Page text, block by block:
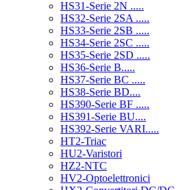
HS31-Serie 2N .....
HS32-Serie 2SA .....
HS33-Serie 2SB .....
HS34-Serie 2SC .....
HS35-Serie 2SD .....
HS36-Serie B.....
HS37-Serie BC .....
HS38-Serie BD....
HS390-Serie BF .....
HS391-Serie BU....
HS392-Serie VARI.....
HT2-Triac
HU2-Varistori
HZ2-NTC
HV2-Optoelettronici